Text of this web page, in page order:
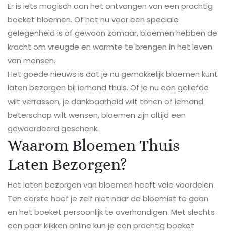
Er is iets magisch aan het ontvangen van een prachtig
boeket bloemen. Of het nu voor een speciale
gelegenheid is of gewoon zomaar, bloemen hebben de
kracht om vreugde en warmte te brengen in het leven
van mensen.
Het goede nieuws is dat je nu gemakkelijk bloemen kunt
laten bezorgen bij iemand thuis. Of je nu een geliefde
wilt verrassen, je dankbaarheid wilt tonen of iemand
beterschap wilt wensen, bloemen zijn altijd een
gewaardeerd geschenk.
Waarom Bloemen Thuis
Laten Bezorgen?
Het laten bezorgen van bloemen heeft vele voordelen.
Ten eerste hoef je zelf niet naar de bloemist te gaan
en het boeket persoonlijk te overhandigen. Met slechts
een paar klikken online kun je een prachtig boeket